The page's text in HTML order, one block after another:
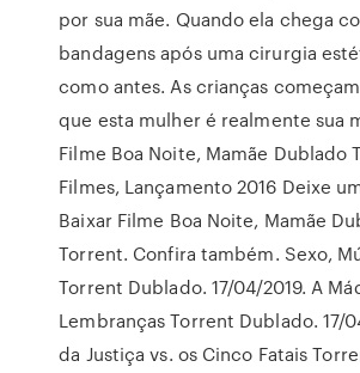
por sua mãe. Quando ela chega
bandagens após uma cirurgia
como antes. As crianças
que esta mulher é realmente sua
Filme Boa Noite, Mamãe Dublado
Filmes, Lançamento 2016 Deixe
Baixar Filme Boa Noite, Mamãe
Torrent. Confira também. Sexo,
Torrent Dublado. 17/04/2019. A
Lembranças Torrent Dublado. 17/
da Justiça vs. os Cinco Fatais